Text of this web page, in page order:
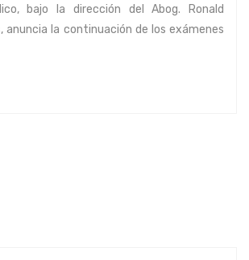
bajo la dirección del Abog. Ronald
anuncia la continuación de los exámenes